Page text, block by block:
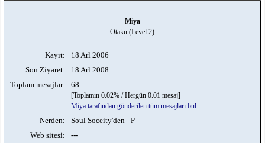
Miya
Otaku (Level 2)
Kayıt:
18 Arl 2006
Son Ziyaret:
18 Arl 2008
Toplam mesajlar:
68
[Toplamın 0.02% / Hergün 0.01 mesaj]
Miya tarafından gönderilen tüm mesajları bul
Nerden:
Soul Soceity'den =P
Web sitesi:
---